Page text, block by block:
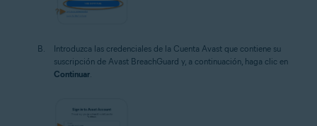
Introduzca las credenciales de la Cuenta Avast que contiene su
suscripción de Avast BreachGuard y, a continuación, haga clic en
Continuar